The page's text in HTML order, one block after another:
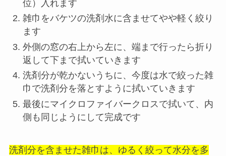
位）入れます
雑巾をバケツの洗剤水に含ませてやや軽く絞り
ます
外側の窓の右上から左に、端まで行ったら折り
返して下まで拭いていきます
洗剤分が乾かないうちに、今度は水で絞った雑
巾で洗剤分を落とすように拭いていきます
最後にマイクロファイバークロスで拭いて、内
側も同じようにして完成です
洗剤分を含ませた雑巾は、ゆるく絞って水分を多